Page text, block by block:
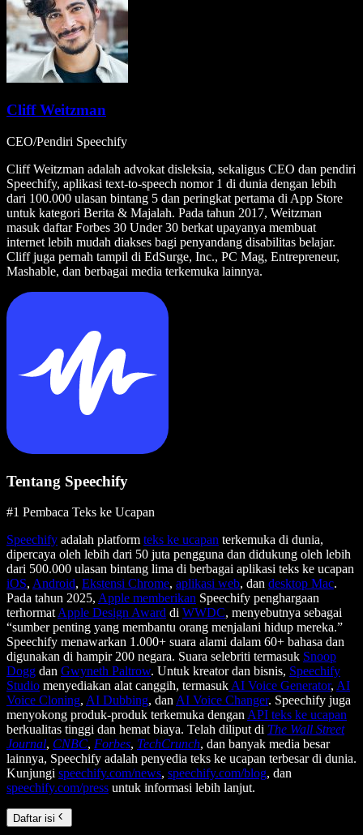
Cliff Weitzman
CEO/Pendiri Speechify
Cliff Weitzman adalah advokat disleksia, sekaligus CEO dan pendiri
Speechify, aplikasi text-to-speech nomor 1 di dunia dengan lebih
dari 100.000 ulasan bintang 5 dan peringkat pertama di App Store
untuk kategori Berita & Majalah. Pada tahun 2017, Weitzman
masuk daftar Forbes 30 Under 30 berkat upayanya membuat
internet lebih mudah diakses bagi penyandang disabilitas belajar.
Cliff juga pernah tampil di EdSurge, Inc., PC Mag, Entrepreneur,
Mashable, dan berbagai media terkemuka lainnya.
Tentang Speechify
#1 Pembaca Teks ke Ucapan
Speechify adalah platform teks ke ucapan terkemuka di dunia,
dipercaya oleh lebih dari 50 juta pengguna dan didukung oleh lebih
dari 500.000 ulasan bintang lima di berbagai aplikasi teks ke ucapan
iOS, Android, Ekstensi Chrome, aplikasi web, dan desktop Mac.
Pada tahun 2025, Apple memberikan Speechify penghargaan
terhormat Apple Design Award di WWDC, menyebutnya sebagai
“sumber penting yang membantu orang menjalani hidup mereka.”
Speechify menawarkan 1.000+ suara alami dalam 60+ bahasa dan
digunakan di hampir 200 negara. Suara selebriti termasuk Snoop
Dogg dan Gwyneth Paltrow. Untuk kreator dan bisnis, Speechify
Studio menyediakan alat canggih, termasuk AI Voice Generator, AI
Voice Cloning, AI Dubbing, dan AI Voice Changer. Speechify juga
menyokong produk-produk terkemuka dengan API teks ke ucapan
berkualitas tinggi dan hemat biaya. Telah diliput di The Wall Street
Journal, CNBC, Forbes, TechCrunch, dan banyak media besar
lainnya, Speechify adalah penyedia teks ke ucapan terbesar di dunia.
Kunjungi speechify.com/news, speechify.com/blog, dan
speechify.com/press untuk informasi lebih lanjut.
Daftar isi